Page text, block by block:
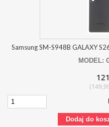
Samsung SM-S948B GALAXY
MODEL:
Dodaj do